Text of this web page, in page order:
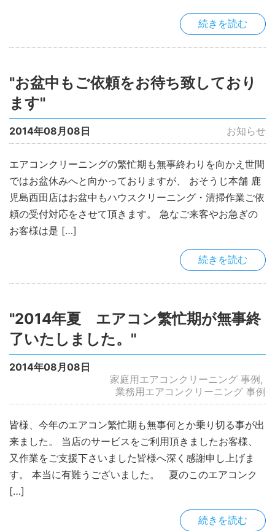
続きを読む
"お盆中もご依頼をお待ち致しており
ます"
2014年08月08日 お知らせ
エアコンクリーニングの繁忙期も無事終わりを向かえ世間
ではお盆休みへと向かっておりますが、 おそうじ本舗 鹿
児島西田店はお盆中もハウスクリーニング・清掃作業ご依
頼の受付対応をさせて頂きます。 急なご来客やお急ぎの
お客様は是 […]
続きを読む
"2014年夏 エアコン繁忙期が無事終
了いたしました。"
2014年08月08日
家庭用エアコンクリーニング 事例
業務用エアコンクリーニング 事例
皆様、今年のエアコン繁忙期も無事何とか乗り切る事が出
来ました。 当店のサービスをご利用頂きましたお客様、
又作業をご支援下さいました皆様へ深く感謝申し上げま
す。 本当に有難うございました。 夏のこのエアコンク
[…]
続きを読む